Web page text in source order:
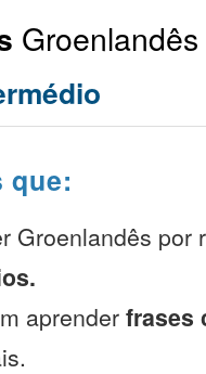
Groenlandês
que:
Groenlandês por
aprenderfrases